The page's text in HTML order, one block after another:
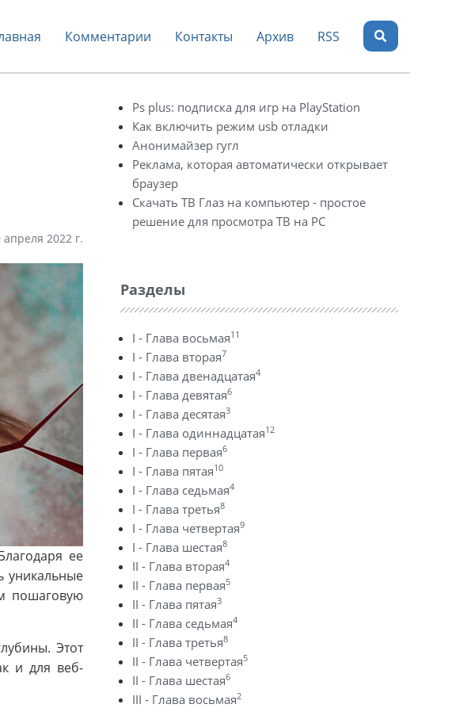
Комментарии Контакты Архив RSS
апреля 2022 г.
ее
уникальные
пошаговую
Этот
и для веб-
Ps plus: подписка для игр на PlayStation
Как включить режим usb отладки
Анонимайзер гугл
Реклама, которая автоматически открывает
браузер
Скачать ТВ Глаз на компьютер - простое
решение для просмотра ТВ на PC
Разделы
I - Глава восьмая11
I - Глава вторая7
I - Глава двенадцатая4
I - Глава девятая6
I - Глава десятая3
I - Глава одиннадцатая12
I - Глава первая6
I - Глава пятая10
I - Глава седьмая4
I - Глава третья8
I - Глава четвертая9
I - Глава шестая8
II - Глава вторая4
II - Глава первая5
II - Глава пятая3
II - Глава седьмая4
II - Глава третья8
II - Глава четвертая5
II - Глава шестая6
III - Глава восьмая2